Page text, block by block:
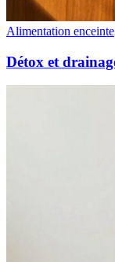
Alimentation enceinte
Détox et